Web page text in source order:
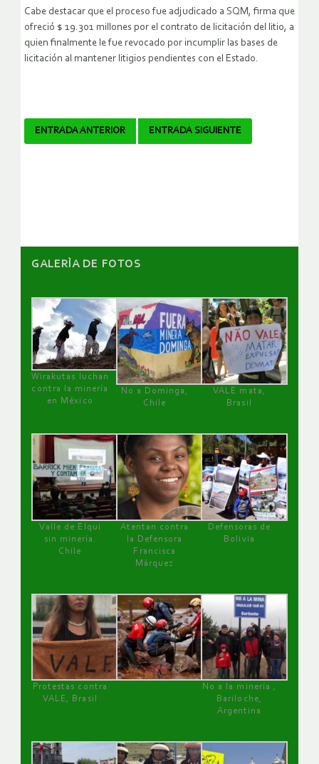
Cabe destacar que el proceso fue adjudicado a SQM, firma que
ofreció $ 19.301 millones por el contrato de licitación del litio, a
quien finalmente le fue revocado por incumplir las bases de
licitación al mantener litigios pendientes con el Estado.
Navegador
ENTRADA ANTERIOR ENTRADA SIGUIENTE
GALERÌA DE FOTOS
Wirakutas luchan
contra la minería
en México
No a Dominga,
Chile
VALE mata,
Brasil
Valle de Elqui
sin minería.
Chile
Atentan contra
la Defensora
Francisca
Márquez
Defensoras de
Bolivia
Protestas contra
VALE, Brasil
No a la minería ,
Bariloche,
Argentina